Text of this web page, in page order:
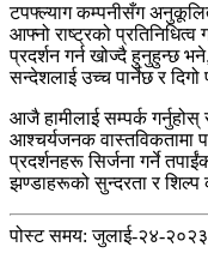
टपफ्ल्याग कम्पनीसँग
आफ्नो राष्ट्रको
प्रदर्शन गर्न खोज्दै हुनुहुन्छ
सन्देशलाई उच्च पार्नेछ र दिगो
आजै हामीलाई सम्पर्क गर्नुहोस्
आश्चर्यजनक वास्तविकतामा
प्रदर्शनहरू सिर्जना गर्ने
झण्डाहरूको सुन्दरता र शिल्प
पोस्ट समय: जुलाई-२४-२०२३